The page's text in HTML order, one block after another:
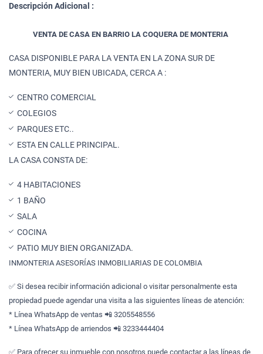
Descripción Adicional :
VENTA DE CASA EN BARRIO LA COQUERA DE MONTERIA
CASA DISPONIBLE PARA LA VENTA EN LA ZONA SUR DE
MONTERIA, MUY BIEN UBICADA, CERCA A :
CENTRO COMERCIAL
COLEGIOS
PARQUES ETC..
ESTA EN CALLE PRINCIPAL.
LA CASA CONSTA DE:
4 HABITACIONES
1 BAÑO
SALA
COCINA
PATIO MUY BIEN ORGANIZADA.
INMONTERIA ASESORÍAS INMOBILIARIAS DE COLOMBIA
✅ Si desea recibir información adicional o visitar personalmente esta
propiedad puede agendar una visita a las siguientes líneas de atención:
* Línea WhatsApp de ventas 📲 3205548556
* Línea WhatsApp de arriendos 📲 3233444404
✅ Para ofrecer su inmueble con nosotros puede contactar a las líneas de